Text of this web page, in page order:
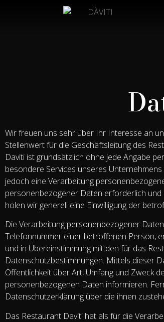
Wir freuen uns sehr über Ihr Interesse an
Stellenwert für die Geschäftsleitung des
Daviti ist grundsätzlich ohne jede Angabe
besondere Services unseres
jedoch eine Verarbeitung
personenbezogener Daten erforderlich
holen wir generell eine Einwilligung der
Die Verarbeitung personenbezogener
Telefonnummer einer betroffenen Person,
und in Übereinstimmung mit den für das
Datenschutzbestimmungen. Mittels dieser
Öffentlichkeit über Art, Umfang und Zweck
personenbezogenen Daten informieren.
Datenschutzerklärung über die ihnen
Das Restaurant Daviti hat als für die